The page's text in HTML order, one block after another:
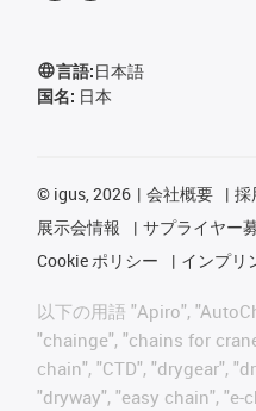
言語:日本語
国名: 日本
© igus, 2026 会社概要 採
展示会情報
サプライヤー
Cookie ポリシー
インプリ
以下の用語 "Apiro",
"chainge", "chains for
chain", "CTD", "drygear",
"dryway", "easy chain", "e-